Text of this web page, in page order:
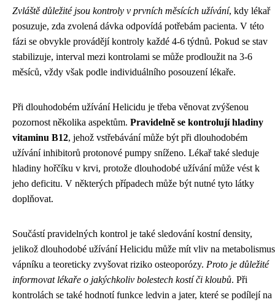
Zvláště důležité jsou kontroly v prvních měsících užívání, kdy lékař
posuzuje, zda zvolená dávka odpovídá potřebám pacienta. V této
fázi se obvykle provádějí kontroly každé 4-6 týdnů. Pokud se stav
stabilizuje, interval mezi kontrolami se může prodloužit na 3-6
měsíců, vždy však podle individuálního posouzení lékaře.
Při dlouhodobém užívání Helicidu je třeba věnovat zvýšenou
pozornost několika aspektům. Pravidelně se kontrolují hladiny
vitaminu B12, jehož vstřebávání může být při dlouhodobém
užívání inhibitorů protonové pumpy sníženo. Lékař také sleduje
hladiny hořčíku v krvi, protože dlouhodobé užívání může vést k
jeho deficitu. V některých případech může být nutné tyto látky
doplňovat.
Součástí pravidelných kontrol je také sledování kostní density,
jelikož dlouhodobé užívání Helicidu může mít vliv na metabolismus
vápníku a teoreticky zvyšovat riziko osteoporózy. Proto je důležité
informovat lékaře o jakýchkoliv bolestech kostí či kloubů. Při
kontrolách se také hodnotí funkce ledvin a jater, které se podílejí na